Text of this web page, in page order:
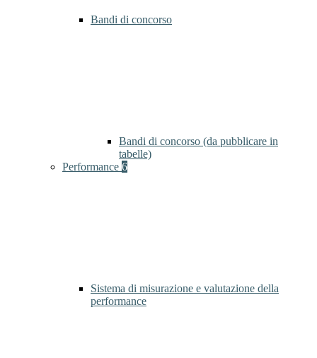
Bandi di concorso
Bandi di concorso (da pubblicare in
tabelle)
Performance 6
Sistema di misurazione e valutazione della
performance